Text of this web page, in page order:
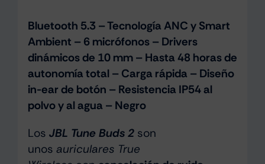
Bluetooth 5.3 – Tecnología ANC y Smart
Ambient – 6 micrófonos – Drivers
dinámicos de 10 mm – Hasta 48 horas de
autonomía total – Carga rápida – Diseño
in-ear de botón – Resistencia IP54 al
polvo y al agua – Negro
Los JBL Tune Buds 2son
unos auriculares True